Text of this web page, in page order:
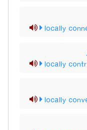
locally
locally
locally